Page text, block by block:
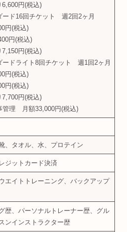
6,600円(税込)
ード16回チケット 週2回2ヶ月
円(税込)
円(税込)
7,150円(税込)
ードライト8回チケット 週1回2ヶ月
円(税込)
円(税込)
7,700円(税込)
管理 月額33,000円(税込)
、タオル、水、プロテイン
ジットカード決済
エイトトレーニング、バックアップ
歴、パーソナルトレーナー歴、グル
ンインストラクター歴